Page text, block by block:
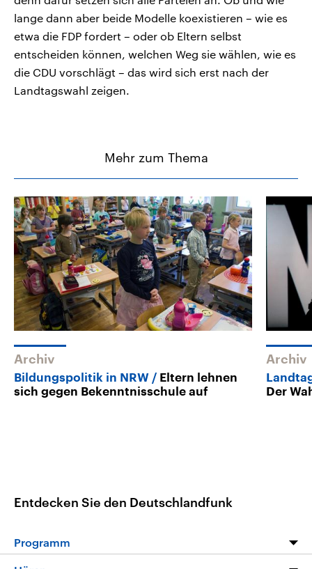
lange dann aber beide Modelle koexistieren – wie es
etwa die FDP fordert – oder ob Eltern selbst
entscheiden können, welchen Weg sie wählen, wie es
die CDU vorschlägt – das wird sich erst nach der
Landtagswahl zeigen.
Mehr zum Thema
Archiv
Bildungspolitik in NRW
Eltern lehnen
sich gegen Bekenntnisschule auf
Archiv
Der
Entdecken Sie den Deutschlandfunk
Programm
Programm